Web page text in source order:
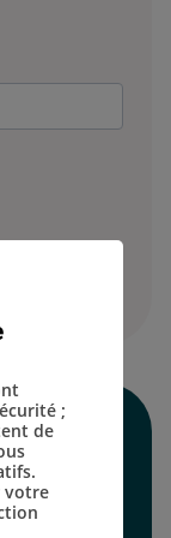
SUR
;
de
votre